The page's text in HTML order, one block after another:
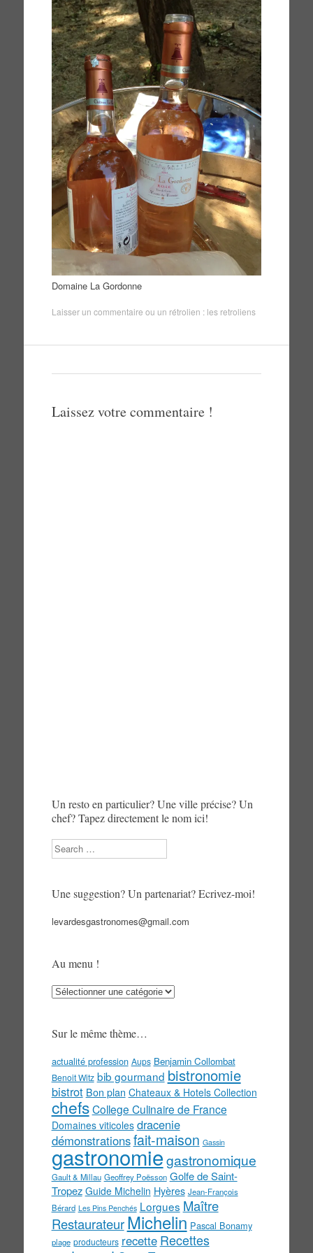
Domaine La Gordonne
Laisser un commentaire ou un rétrolien : les retroliens
Laissez votre commentaire !
Un resto en particulier? Une ville précise? Un
chef? Tapez directement le nom ici!
Search
Une suggestion? Un partenariat? Ecrivez-moi!
levardesgastronomes@gmail.com
Au menu !
Au
Sur le même thème…
actualité profession Aups Benjamin Collombat
Benoit Witz bib gourmand bistronomie
bistrot Bon plan Chateaux & Hotels Collection
chefs College Culinaire de France
Domaines viticoles dracenie
démonstrationsfait-maison Gassin
gastronomiegastronomique
Gault & Millau Geoffrey Poësson Golfe de Saint-
Tropez Guide Michelin Hyères Jean-François
Bérard Les Pins Penchés Lorgues Maître
Restaurateur Michelin Pascal Bonamy
plage producteurs recette Recettes